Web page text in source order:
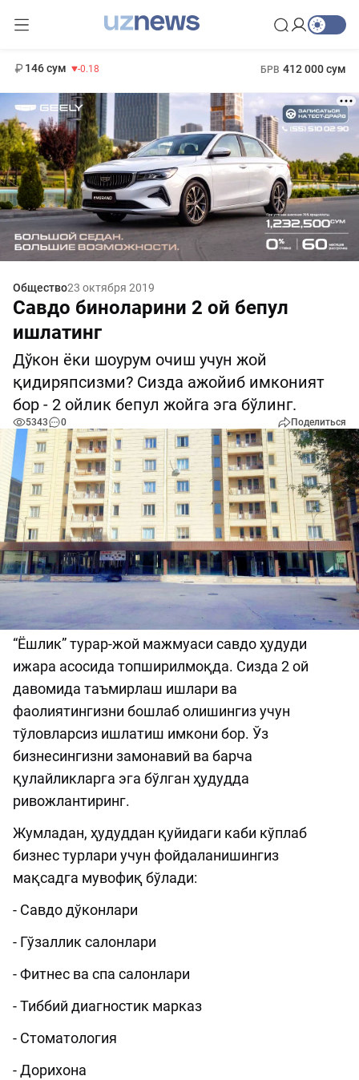
146 сум -0.18 БРВ 412 000 сум
Общество23 октября 2019
Савдо биноларини 2 ой бепул
ишлатинг
Дўкон ёки шоурум очиш учун жой
қидиряпсизми? Сизда ажойиб имконият
бор - 2 ойлик бепул жойга эга бўлинг.
5343 0 Поделиться
“Ёшлик” турар-жой мажмуаси савдо ҳудуди
ижара асосида топширилмоқда. Сизда 2 ой
давомида таъмирлаш ишлари ва
фаолиятингизни бошлаб олишингиз учун
тўловларсиз ишлатиш имкони бор. Ўз
бизнесингизни замонавий ва барча
қулайликларга эга бўлган ҳудудда
ривожлантиринг.
Жумладан, ҳудуддан қуйидаги каби кўплаб
бизнес турлари учун фойдаланишингиз
мақсадга мувофиқ бўлади:
- Савдо дўконлари
- Гўзаллик салонлари
- Фитнес ва спа салонлари
- Тиббий диагностик марказ
- Стоматология
- Дорихона